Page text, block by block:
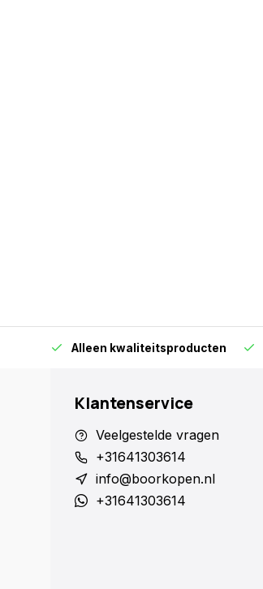
Alleen kwaliteitsproducten
Klantenservice
Veelgestelde vragen
+31641303614
info@boorkopen.nl
+31641303614